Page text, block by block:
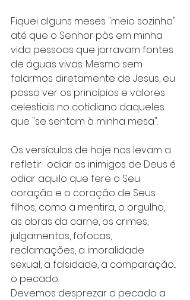
Fiquei alguns meses "meio sozinha"
até que o Senhor pôs em minha
vida pessoas que jorravam fontes
de águas vivas. Mesmo sem
falarmos diretamente de Jesus, eu
posso ver os princípios e valores
celestiais no cotidiano daqueles
que "se sentam à minha mesa".
Os versículos de hoje nos levam a
refletir:  odiar os inimigos de Deus é
odiar aquilo que fere o Seu
coração e o coração de Seus
filhos, como a mentira, o orgulho,
as obras da carne, os crimes,
julgamentos, fofocas,
reclamações, a imoralidade
sexual, a falsidade, a comparação...
o pecado.
Devemos desprezar o pecado a